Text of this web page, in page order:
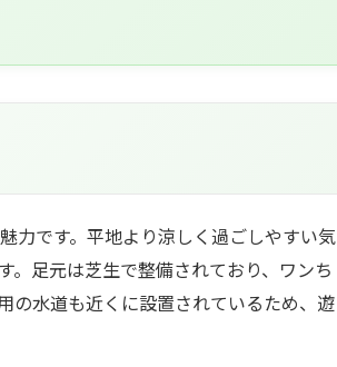
力です。平地より涼しく過ごしやすい気
。足元は芝生で整備されており、ワンち
の水道も近くに設置されているため、遊